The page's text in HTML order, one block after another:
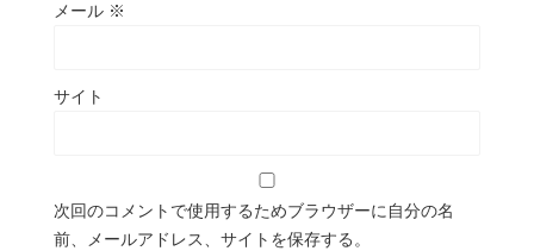
メール ※
サイト
次回のコメントで使用するためブラウザーに自分の名
前、メールアドレス、サイトを保存する。